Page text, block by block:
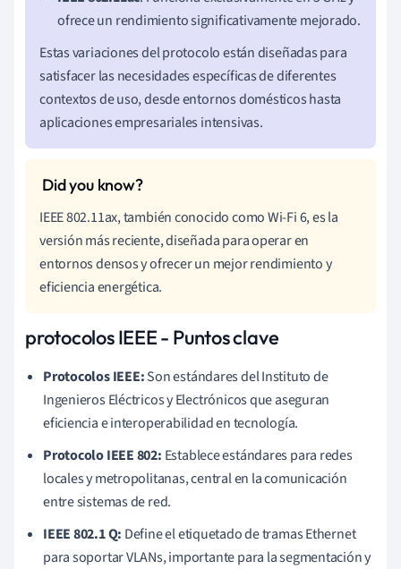
ofrece un rendimiento significativamente mejorado.
Estas variaciones del protocolo están diseñadas para
satisfacer las necesidades específicas de diferentes
contextos de uso, desde entornos domésticos hasta
aplicaciones empresariales intensivas.
IEEE 802.11ax, también conocido como Wi-Fi 6, es la
versión más reciente, diseñada para operar en
entornos densos y ofrecer un mejor rendimiento y
eficiencia energética.
protocolos IEEE - Puntos clave
Protocolos IEEE:Son estándares del Instituto de
Ingenieros Eléctricos y Electrónicos que aseguran
eficiencia e interoperabilidad en tecnología.
Protocolo IEEE 802: Establece estándares para redes
locales y metropolitanas, central en la comunicación
entre sistemas de red.
IEEE 802.1 Q: Define el etiquetado de tramas Ethernet
para soportar VLANs, importante para la segmentación y